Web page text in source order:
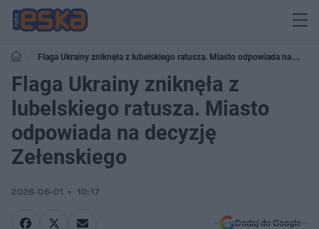
Flaga Ukrainy zniknęła z lubelskiego ratusza. Miasto odpowiada na
decyzję Zełenskiego
Flaga Ukrainy zniknęła z
lubelskiego ratusza. Miasto
odpowiada na decyzję
Zełenskiego
2026-06-01 10:17
Dodaj do Google